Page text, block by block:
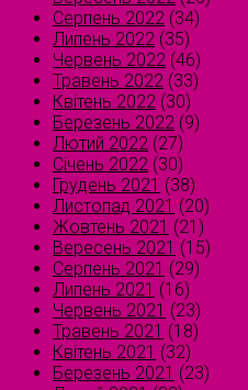
Серпень 2022 (34)
Липень 2022 (35)
Червень 2022 (46)
Травень 2022 (33)
Квітень 2022 (30)
Березень 2022 (9)
Лютий 2022 (27)
Січень 2022 (30)
Грудень 2021 (38)
Листопад 2021 (20)
Жовтень 2021 (21)
Вересень 2021 (15)
Серпень 2021 (29)
Липень 2021 (16)
Червень 2021 (23)
Травень 2021 (18)
Квітень 2021 (32)
Березень 2021 (23)